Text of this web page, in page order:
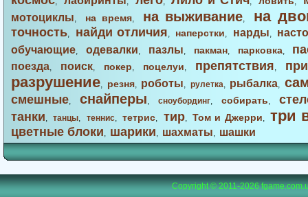
мотоциклы, на время, на выживание, на
точность, найди отличия, наперстки, нарды,
обучающие, одевалки, пазлы, пакман, парковка,
поезда, поиск, покер, поцелуи, препятствия,
разрушение, резня, роботы, рулетка, рыбалка,
смешные, снайперы, сноубординг, собирать,
танки,танцы, теннис,тетрис, тир,Том и Джерри, три
цветные блоки, шарики, шахматы, шашки
Copyright © 2011-2026